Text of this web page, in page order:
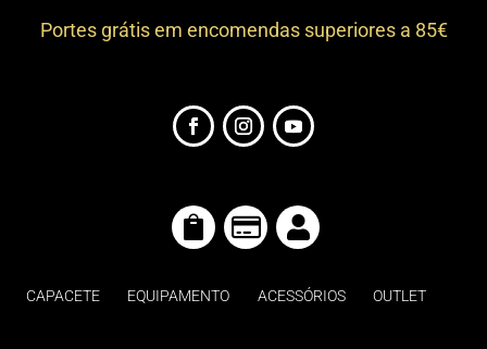
Portes grátis em encomendas superiores a 85€
  
CAPACETE EQUIPAMENTO ACESSÓRIOS OUTLET